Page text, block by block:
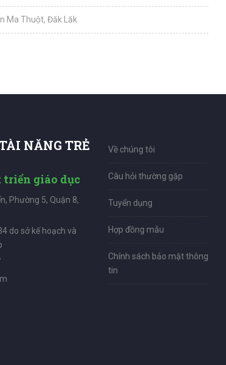
Ma Thuột, Đăk Lăk
NĂNG TRẺ
giáo dục
Phường 5, Quận 8,
do sở kế hoạch và
Về chúng tôi
Câu hỏi thường gặp
Tuyển dụng
Hợp đồng mẫu
Chính sách bảo mật thông
tin